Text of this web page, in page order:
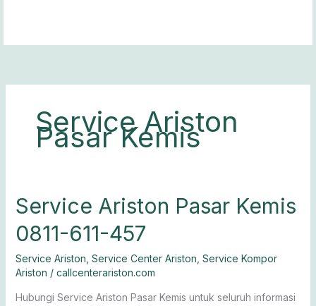
Service Ariston
Pasar Kemis
Service Ariston Pasar Kemis
0811-611-457
Service Ariston Service Center Ariston Service Kompor
Ariston / callcenterariston.com
Hubungi Service Ariston Pasar Kemis untuk seluruh informasi
Service
Ariston
Pasar
0811-
611-
457